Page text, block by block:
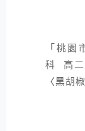
「 桃園
科 高二
〈黑胡